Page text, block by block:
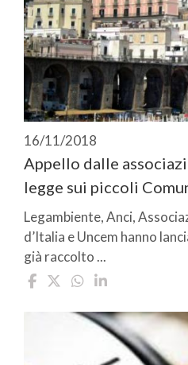
16/11/2018
Appello dalle
legge sui piccoli
Legambiente, Anci,
d’Italia e Uncem hanno
già raccolto ...